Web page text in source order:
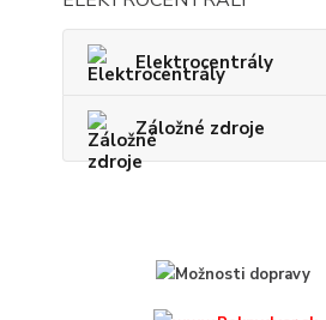
Elektrocentrály
Záložné zdroje